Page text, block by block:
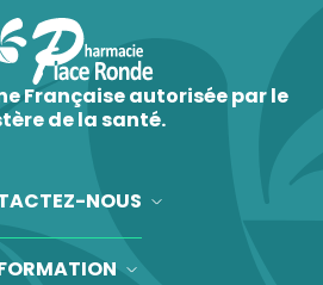
Française autorisée par le
de la santé.
NOUS